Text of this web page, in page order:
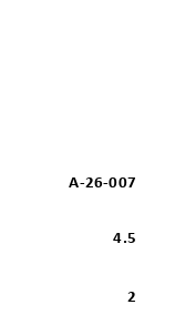
A-26-007
4.5
2